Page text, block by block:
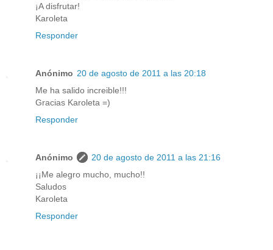
¡A disfrutar!
Karoleta
Responder
Anónimo 20 de agosto de 2011 a las 20:18
Me ha salido increible!!!
Gracias Karoleta =)
Responder
Anónimo
20 de agosto de 2011 a las 21:16
¡¡Me alegro mucho, mucho!!
Saludos
Karoleta
Responder